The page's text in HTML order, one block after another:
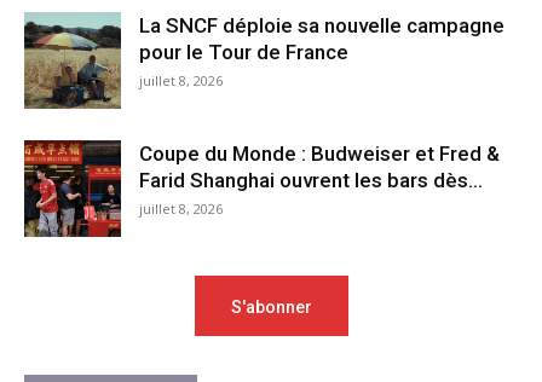
La SNCF déploie sa nouvelle campagne
pour le Tour de France
juillet 8, 2026
Coupe du Monde : Budweiser et Fred &
Farid Shanghai ouvrent les bars dès...
juillet 8, 2026
S'abonner